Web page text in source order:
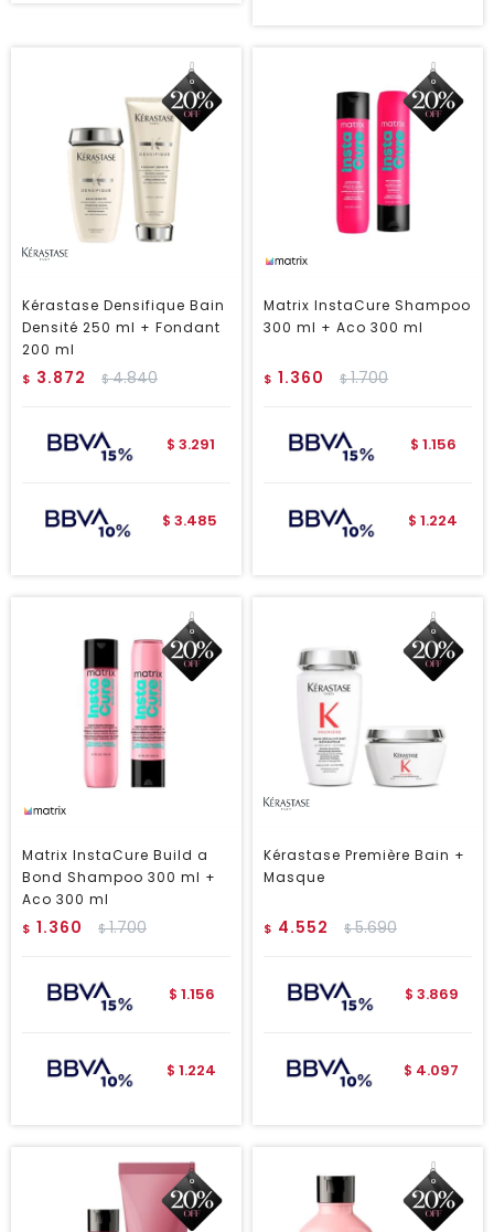
Kérastase Densifique Bain
Densité 250 ml + Fondant
200 ml
$ 3.872 $4.840
$ 3.291
$ 3.485
Matrix InstaCure Shampoo
300 ml + Aco 300 ml
$ 1.360 $1.700
$ 1.156
$ 1.224
Matrix InstaCure Build a
Bond Shampoo 300 ml +
Aco 300 ml
$ 1.360 $1.700
$ 1.156
$ 1.224
Kérastase Première Bain +
Masque
$ 4.552 $5.690
$ 3.869
$ 4.097